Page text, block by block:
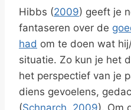
Hibbs (2009) geeft je
fantaseren over de
had om te doen wat
situatie. Zo kun je het
het perspectief van je
diens gevoelens,